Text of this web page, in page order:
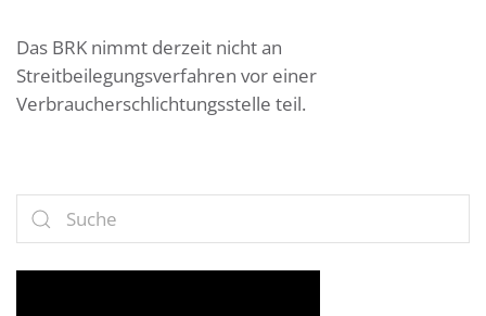
Das BRK nimmt derzeit nicht an
Streitbeilegungsverfahren vor einer
Verbraucherschlichtungsstelle teil.